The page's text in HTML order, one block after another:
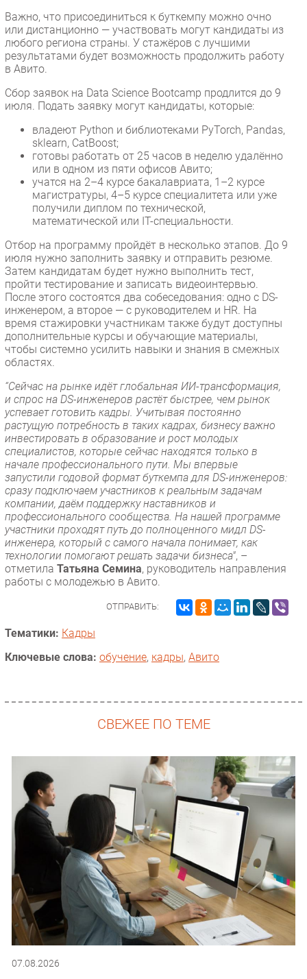
Важно, что присоединиться к буткемпу можно очно
или дистанционно — участвовать могут кандидаты из
любого региона страны. У стажёров с лучшими
результатами будет возможность продолжить работу
в Авито.
Сбор заявок на Data Science Bootcamp продлится до 9
июля. Подать заявку могут кандидаты, которые:
владеют Python и библиотеками PyTorch, Pandas,
sklearn, CatBoost;
готовы работать от 25 часов в неделю удалённо
или в одном из пяти офисов Авито;
учатся на 2–4 курсе бакалавриата, 1–2 курсе
магистратуры, 4–5 курсе специалитета или уже
получили диплом по технической,
математической или IT-специальности.
Отбор на программу пройдёт в несколько этапов. До 9
июля нужно заполнить заявку и отправить резюме.
Затем кандидатам будет нужно выполнить тест,
пройти тестирование и записать видеоинтервью.
После этого состоятся два собеседования: одно с DS-
инженером, а второе — с руководителем и HR. На
время стажировки участникам также будут доступны
дополнительные курсы и обучающие материалы,
чтобы системно усилить навыки и знания в смежных
областях.
“Сейчас на рынке идёт глобальная ИИ-трансформация,
и спрос на DS-инженеров растёт быстрее, чем рынок
успевает готовить кадры. Учитывая постоянно
растущую потребность в таких кадрах, бизнесу важно
инвестировать в образование и рост молодых
специалистов, которые сейчас находятся только в
начале профессионального пути. Мы впервые
запустили годовой формат буткемпа для DS-инженеров:
сразу подключаем участников к реальным задачам
компании, даём поддержку наставников и
профессионального сообщества. На нашей программе
участники проходят путь до полноценного мидл DS-
инженера, который с самого начала понимает, как
технологии помогают решать задачи бизнеса", –
отметила Татьяна Семина, руководитель направления
работы с молодежью в Авито.
ОТПРАВИТЬ:
Тематики: Кадры
Ключевые слова: обучение, кадры, Авито
СВЕЖЕЕ ПО ТЕМЕ
07.08.2026